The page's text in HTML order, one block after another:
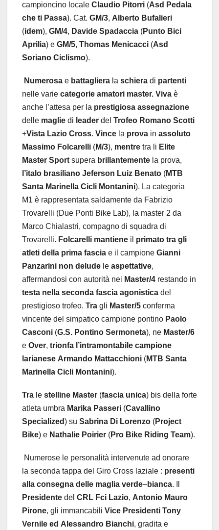
campioncino locale Claudio Pitorri (Asd Pedala
che ti Passa). Cat. GM/3, Alberto Bufalieri
(idem), GM/4, Davide Spadaccia (Punto Bici
Aprilia) e GM/5, Thomas Menicacci (Asd
Soriano Ciclismo).
Numerosa e battagliera la schiera di partenti
nelle varie categorie amatori master. Viva è
anche l’attesa per la prestigiosa assegnazione
delle maglie di leader del Trofeo Romano Scotti
+Vista Lazio Cross. Vince la prova in assoluto
Massimo Folcarelli (M/3), mentre tra li Elite
Master Sportsupera brillantemente la prova,
l’italo brasiliano Jeferson Luiz Benato (MTB
Santa Marinella Cicli Montanini). La categoria
M1 è rappresentata saldamente da Fabrizio
Trovarelli (Due Ponti Bike Lab), la master 2 da
Marco Chialastri, compagno di squadra di
Trovarelli. Folcarelli mantiene il primato tra gli
atleti della prima fascia e il campione Gianni
Panzarini non delude le aspettative,
affermandosi con autorità nei Master/4 restando in
testa nella seconda fascia agonistica del
prestigioso trofeo. Tra gli Master/5 conferma
vincente del simpatico campione pontino Paolo
Casconi (G.S. Pontino Sermoneta), ne Master/6
e Over, trionfa l’intramontabile campione
larianese Armando Mattacchioni (MTB Santa
Marinella Cicli Montanini).
Tra le stelline Master (fascia unica) bis della forte
atleta umbra Marika Passeri (Cavallino
Specialized) su Sabrina Di Lorenzo (Project
Bike) e Nathalie Poirier (Pro Bike Riding Team).
Numerose le personalità intervenute ad onorare
la seconda tappa del Giro Cross laziale : presenti
alla consegna delle maglia verde–bianca. Il
Presidente del CRL Fci Lazio, Antonio Mauro
Pirone, gli immancabili Vice Presidenti Tony
Vernile ed Alessandro Bianchi, gradita e